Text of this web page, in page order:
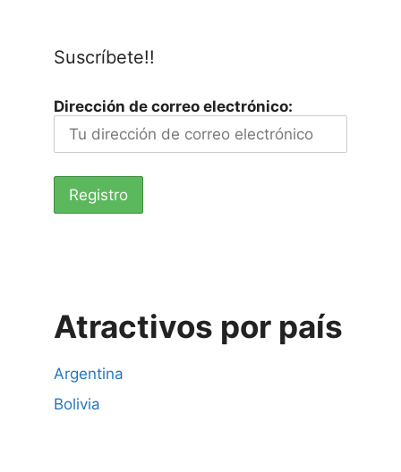
Suscríbete!!
Dirección de correo electrónico:
Atractivos por país
Argentina
Bolivia